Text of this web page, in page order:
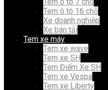
Tem ô tô 16 chỗ
Xe doanh nghiệp
Xe bán tải
Tem xe máy
Tem xe wave
Tem xe SH
Tem Điểm Xe SH
Tem xe Vespa
Tem xe Liberty